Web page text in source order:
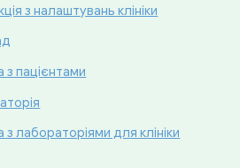
з налаштувань клініки
з пацієнтами
з лабораторіями для клініки